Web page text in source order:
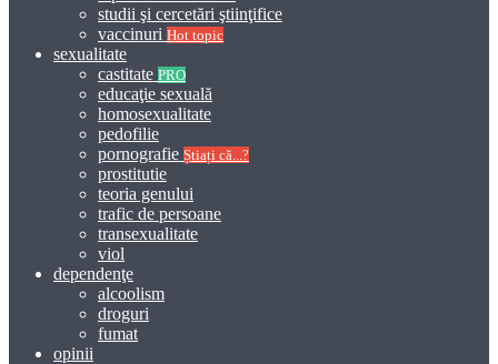
studii şi cercetări ştiinţifice
vaccinuri Hot topic
sexualitate
castitate PRO
educaţie sexuală
homosexualitate
pedofilie
pornografie Știați că...?
prostitutie
teoria genului
trafic de persoane
transexualitate
viol
dependenţe
alcoolism
droguri
fumat
opinii